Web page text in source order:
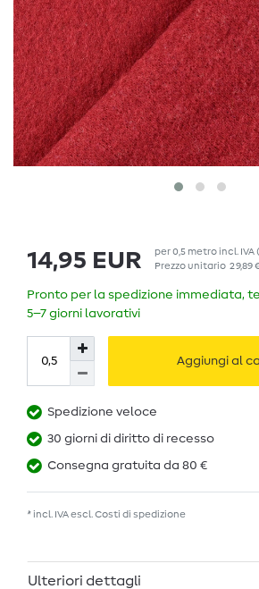
14,95 EUR per0,5 metro incl. IVA
Prezzo unitario 29,89
Pronto per la spedizione immediata,
5–7 giorni lavorativi
Aggiungi al
Spedizione veloce
30 giorni di diritto di recesso
Consegna gratuita da 80 €
* incl. IVA escl.Costi di spedizione
Ulteriori dettagli